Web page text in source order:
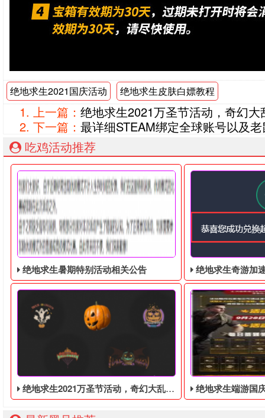
绝地求生2021国庆活动 绝地求生皮肤白嫖教程
上一篇： 绝地求生2021万圣节活动，奇幻
下一篇： 最详细STEAM绑定全球账号以及
吃鸡活动推荐
绝地求生暑期特别活动相关公告 绝地求生奇游加速器免
绝地求生2021万圣节活动，奇幻大乱斗回归，还有新皮肤和新地图 绝地求生端游国庆节的终极白嫖活